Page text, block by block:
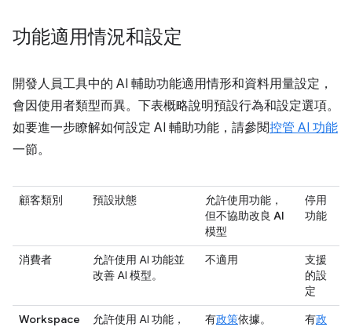
功能適用情況和設定
開發人員工具中的 AI 輔助功能適用情形和資料用量設定，
會因使用者類型而異。下表概略說明預設行為和設定選項。
如要進一步瞭解如何設定 AI 輔助功能，請參閱控管 AI 功能
一節。
顧客類別 預設狀態
允許使用功能，
但不協助改良 AI
模型
停用
功能
消費者
允許使用 AI 功能並
改善 AI 模型。
不適用
支援
的設
定
Workspace
允許使用 AI 功能，
有政策依據。 有政